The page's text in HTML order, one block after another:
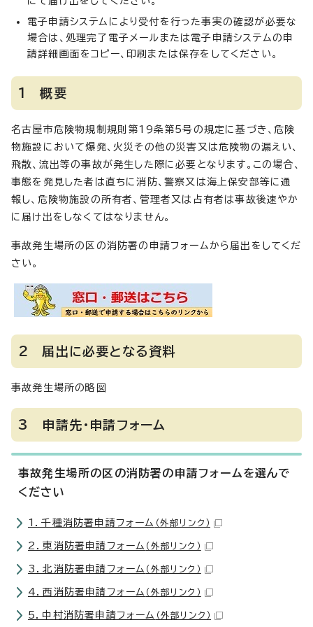
電子申請システムにより受付を行った事実の確認が必要な
場合は、処理完了電子メールまたは電子申請システムの申
請詳細画面をコピー、印刷または保存をしてください。
1 概要
名古屋市危険物規制規則第19条第5号の規定に基づき、危険
物施設において爆発、火災その他の災害又は危険物の漏えい、
飛散、流出等の事故が発生した際に必要となります。この場合、
事態を発見した者は直ちに消防、警察又は海上保安部等に通
報し、危険物施設の所有者、管理者又は占有者は事故後速やか
に届け出をしなくてはなりません。
事故発生場所の区の消防署の申請フォームから届出をしてくだ
さい。
2 届出に必要となる資料
事故発生場所の略図
3 申請先・申請フォーム
事故発生場所の区の消防署の申請フォームを選んで
ください
1．千種消防署申請フォーム （外部リンク）
2．東消防署申請フォーム （外部リンク）
3．北消防署申請フォーム （外部リンク）
4．西消防署申請フォーム （外部リンク）
5．中村消防署申請フォーム （外部リンク）